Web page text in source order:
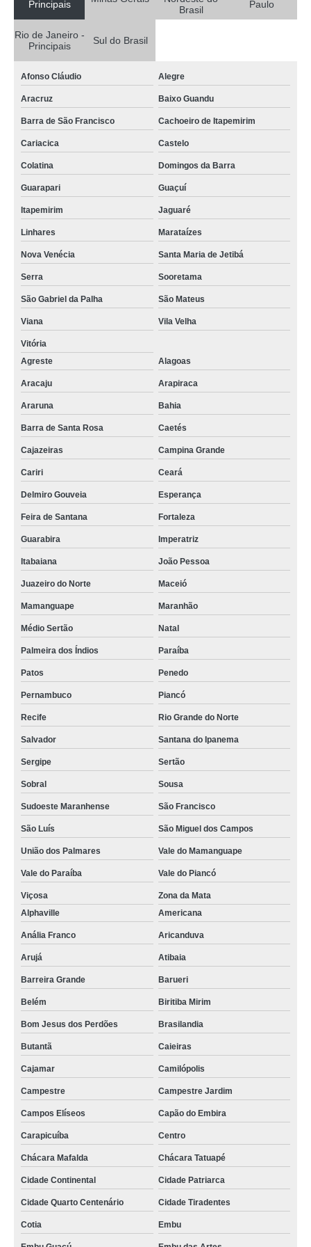
limpeza cip Prosperidade
cip higienização Cachoeiro de Itapemirim
cip alimentos Barra de São Francisco
cip alimentos orçamento Tremembé
manutenção de limpeza cip em laticínios São Caetano
quanto custa sistema clean in place Sudoeste Maranhense
manutenção de sistema de limpeza cip Parque Novo Oratório
cip limpeza valor VL SANTA VLARA
sistema clean in place orçamento Afonso Cláudio
limpeza cip valor Ribeirão Pires
sistema clean in place Natal
sistema cip de limpeza valor Maceió
quanto custa cip limpeza Resplendor
quanto custa sistema de limpeza cip Pirassununga
sistema cip de limpeza Jardim Avelino
quanto custa cip sistema Esperança
limpeza cip e cop Carapicuíba
limpeza cip em laticínios Itaquaquecetuba
quanto custa sistema cip Guarabira
cip higienização valor Itatiaia
cip limpeza orçamento Almirante Tamandaré
quanto custa cip limpeza São Luís
limpeza cip em laticínios Jardim Avelino
manutenção de cip higienização Jardim Tereza
quanto custa cip alimentos Venâncio Aires
limpeza cip orçamento VILA NOVA
limpeza cip e cop orçamento Parque São Lucas
quanto custa cip higienização Sitio da Figueira
cip sistema São Mateus
cip alimentos orçamento Arapiraca
sistema de limpeza cip Capelinha
limpeza cip e cop valor Paranaguá
quanto custa limpeza cip Esteio
sistema de limpeza cip valor Bahia
quanto custa sistema cip de limpeza Itaquaquecetuba
manutenção de limpeza cip VL VIRGINIA
cip sistema valor São Mateus
cip higienização orçamento São Lucas
higienização cip orçamento São Gonçalo
cip alimentos VILA NOVA
manutenção de cip limpeza Caetés
quanto custa limpeza cip Jardim Avelino
sistema clean in place orçamento Magé
Principais
Brasil
Paulo
Rio de Janeiro -
Principais
Sul do Brasil
Afonso Cláudio Alegre
Aracruz Baixo Guandu
Barra de São Francisco Cachoeiro de Itapemirim
Cariacica Castelo
Colatina Domingos da Barra
Guarapari Guaçuí
Itapemirim Jaguaré
Linhares Marataízes
Nova Venécia Santa Maria de Jetibá
Serra Sooretama
São Gabriel da Palha São Mateus
Viana Vila Velha
Vitória
Agreste
Alagoas
Aracaju Arapiraca
Araruna Bahia
Barra de Santa Rosa Caetés
Cajazeiras Campina Grande
Cariri Ceará
Delmiro Gouveia Esperança
Feira de Santana Fortaleza
Guarabira Imperatriz
Itabaiana João Pessoa
Juazeiro do Norte Maceió
Mamanguape Maranhão
Médio Sertão Natal
Palmeira dos Índios Paraíba
Patos Penedo
Pernambuco Piancó
Recife Rio Grande do Norte
Salvador Santana do Ipanema
Sergipe Sertão
Sobral Sousa
Sudoeste Maranhense São Francisco
São Luís São Miguel dos Campos
União dos Palmares Vale do Mamanguape
Vale do Paraíba Vale do Piancó
Viçosa
Zona da Mata
Alphaville
Americana
Anália Franco Aricanduva
Arujá Atibaia
Barreira Grande Barueri
Belém Biritiba Mirim
Bom Jesus dos Perdões Brasilandia
Butantã Caieiras
Cajamar Camilópolis
Campestre Campestre Jardim
Campos Elíseos Capão do Embira
Carapicuíba Centro
Chácara Mafalda Chácara Tatuapé
Cidade Continental Cidade Patriarca
Cidade Quarto Centenário Cidade Tiradentes
Cotia Embu